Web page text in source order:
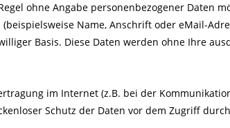
ohne Angabe personenbezogener Daten
Name, Anschrift oder eMail-
Basis. Diese Daten werden ohne Ihre
im Internet (z.B. bei der
Schutz der Daten vor dem Zugriff